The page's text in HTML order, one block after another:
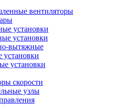
вентиляторы
установки
установки
вытяжные
установки
установки
скорости
узлы